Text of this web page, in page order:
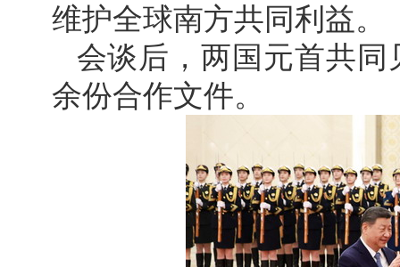
维护全球南方共同利益。
会谈后，两国元首共
余份合作文件。